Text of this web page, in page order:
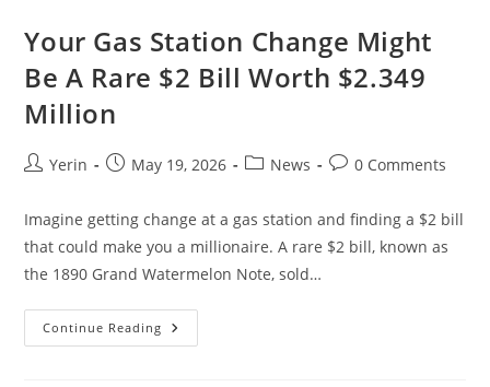
Your Gas Station Change Might
Be A Rare $2 Bill Worth $2.349
Million
PostYerin
PostMay 19, 2026
PostNews
Post0 Comments
Imagine getting change at a gas station and finding a $2 bill
that could make you a millionaire. A rare $2 bill, known as
the 1890 Grand Watermelon Note, sold…
Continue Reading Your
Gas